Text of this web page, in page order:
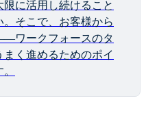
に活用し続けること
そこで、お客様から
ワークフォースのタ
く進めるためのポイ